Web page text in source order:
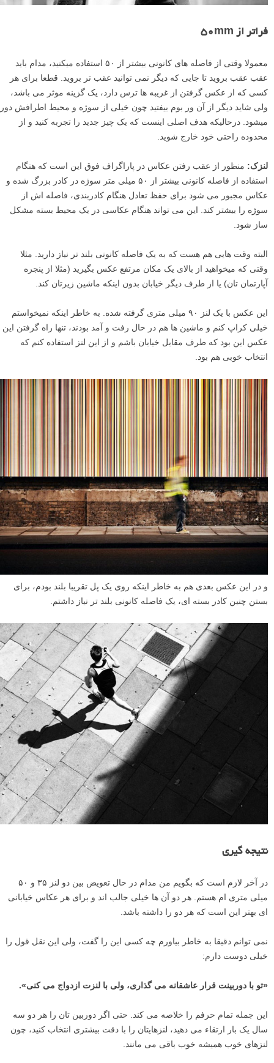
فراتر از ۵۰mm
معمولا وقتی از فاصله های کانونی بیشتر از ۵۰ استفاده میکنید، مدام باید
عقب عقب بروید تا جایی که دیگر نمی توانید عقب تر بروید. قطعا برای هر
کسی که از عکس گرفتن از غریبه ها ترس دارد، یک گزینه موثر می باشد،
ولی شاید دیگر از آن ور بوم بیفتید چون خیلی از سوژه و محیط اطرافش دور
میشود. درحالیکه هدف اصلی اینست که یک چیز جدید را تجربه کنید و از
محدوده راحتی خود خارج شوید.
لنزک: منظور از عقب رفتن عکاس در پاراگراف فوق این است که هنگام
استفاده از فاصله کانونی بیشتر از ۵۰ میلی متر سوژه در کادر بزرگ شده و
عکاس مجبور می شود برای حفظ تعادل هنگام کادربندی، فاصله اش از
سوژه را بیشتر کند. این می تواند هنگام عکاسی در یک محیط بسته مشکل
ساز شود.
البته وقت هایی هم هست که به یک فاصله کانونی بلند تر نیاز دارید. مثلا
وقتی که میخواهید از بالای یک مکان مرتفع عکس بگیرید (مثلا از پنجره
آپارتمان تان) یا از طرف دیگر خیابان بدون اینکه ماشین زیرتان کند.
این عکس با یک لنز ۹۰ میلی متری گرفته شده. به خاطر اینکه نمیخواستم
خیلی کراپ کنم و ماشین ها هم در حال رفت و آمد بودند، تنها راه گرفتن این
عکس این بود که طرف مقابل خیابان باشم و از این لنز استفاده کنم که
انتخاب خوبی هم بود.
و در این عکس بعدی هم به خاطر اینکه روی یک پل تقریبا بلند بودم، برای
بستن چنین کادر بسته ای، یک فاصله کانونی بلند تر نیاز داشتم.
نتیجه گیری
در آخر لازم است که بگویم من مدام در حال تعویض بین دو لنز ۳۵ و ۵۰
میلی متری ام هستم. هر دو آن ها خیلی جالب اند و برای هر عکاس خیابانی
ای بهتر این است که هر دو را داشته باشد.
نمی توانم دقیقا به خاطر بیاورم چه کسی این را گفت، ولی این نقل قول را
خیلی دوست دارم:
«تو با دوربینت قرار عاشقانه می گذاری، ولی با لنزت ازدواج می کنی».
این جمله تمام حرفم را خلاصه می کند. حتی اگر دوربین تان را هر دو سه
سال یک بار ارتقاء می دهید، لنزهایتان را با دقت بیشتری انتخاب کنید، چون
لنزهای خوب همیشه خوب باقی می مانند.